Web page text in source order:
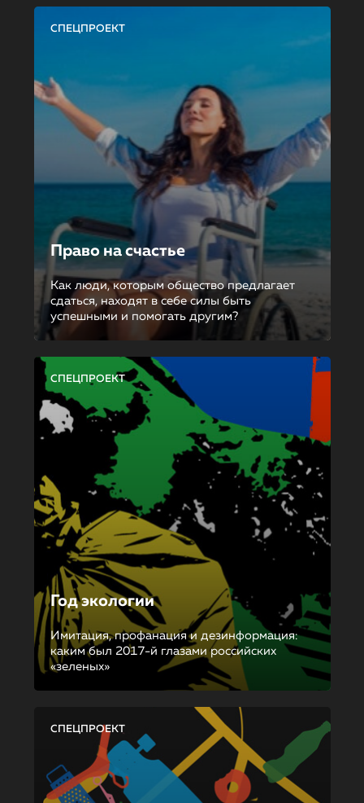
СПЕЦПРОЕКТ
Право на счастье
Как люди, которым общество предлагает
сдаться, находят в себе силы быть
успешными и помогать другим?
СПЕЦПРОЕКТ
Год экологии
Имитация, профанация и дезинформация:
каким был 2017-й глазами российских
«зеленых»
СПЕЦПРОЕКТ